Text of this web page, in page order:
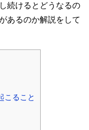
続けるとどうなるの
あるのか解説をして
こること